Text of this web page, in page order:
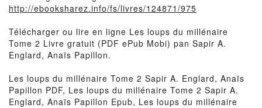
http://ebooksharez.info/fs/livres/124871/975
Télécharger ou lire en ligne Les loups du millénaire
Tome 2 Livre gratuit (PDF ePub Mobi) pan Sapir A.
Englard, Anaïs Papillon.
Les loups du millénaire Tome 2 Sapir A. Englard, Anaïs
Papillon PDF, Les loups du millénaire Tome 2 Sapir A.
Englard, Anaïs Papillon Epub, Les loups du millénaire